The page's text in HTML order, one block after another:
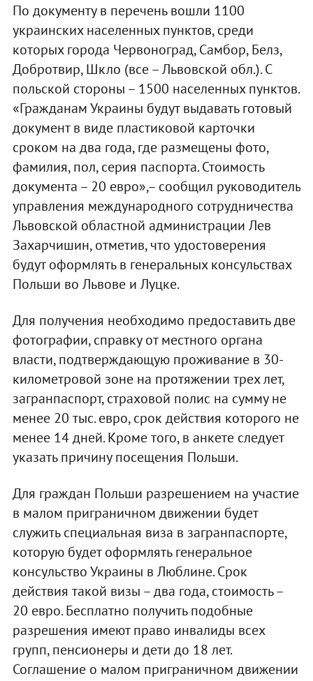
По документу в перечень вошли 1100
украинских населенных пунктов, среди
которых города Червоноград, Самбор, Белз,
Добротвир, Шкло (все – Львовской обл.). С
польской стороны – 1500 населенных пунктов.
«Гражданам Украины будут выдавать готовый
документ в виде пластиковой карточки
сроком на два года, где размещены фото,
фамилия, пол, серия паспорта. Стоимость
документа – 20 евро»,– сообщил руководитель
управления международного сотрудничества
Львовской областной администрации Лев
Захарчишин, отметив, что удостоверения
будут оформлять в генеральных консульствах
Польши во Львове и Луцке.
Для получения необходимо предоставить две
фотографии, справку от местного органа
власти, подтверждающую проживание в 30-
километровой зоне на протяжении трех лет,
загранпаспорт, страховой полис на сумму не
менее 20 тыс. евро, срок действия которого не
менее 14 дней. Кроме того, в анкете следует
указать причину посещения Польши.
Для граждан Польши разрешением на участие
в малом приграничном движении будет
служить специальная виза в загранпаспорте,
которую будет оформлять генеральное
консульство Украины в Люблине. Срок
действия такой визы – два года, стоимость –
20 евро. Бесплатно получить подобные
разрешения имеют право инвалиды всех
групп, пенсионеры и дети до 18 лет.
Соглашение о малом приграничном движении